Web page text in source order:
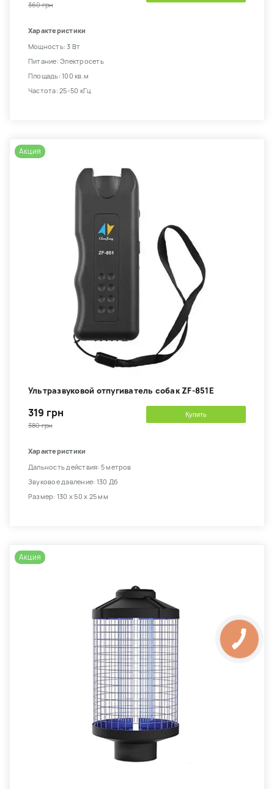
360 грн
Характеристики
Мощность: 3 Вт
Питание: Электросеть
Площадь: 100 кв.м
Частота: 25-50 кГц
Акция
Ультразвуковой отпугиватель собак ZF-851E
319 грн
380 грн
Купить
Характеристики
Дальность действия: 5 метров
Звуковое давление: 130 Дб
Размер: 130 х 50 х 25 мм
Акция